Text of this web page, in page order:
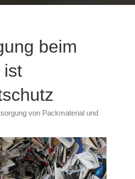
beim
ist
von Packmaterial und